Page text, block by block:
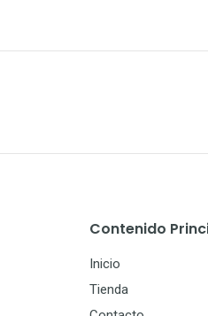
Contenido
Inicio
Tienda